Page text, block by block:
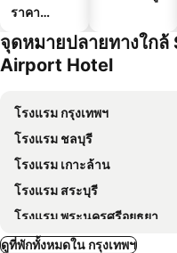
ราคา
จุดหมายปลายทางใก
Airport Hotel
โรงแรม กรุงเทพฯ
โรงแรม ชลบุรี
โรงแรม เกาะล้าน
โรงแรม สระบุรี
โรงแรม พระนครศรีอยุธยา
ดูที่พักทั้งหมดใน กรุงเทพฯ